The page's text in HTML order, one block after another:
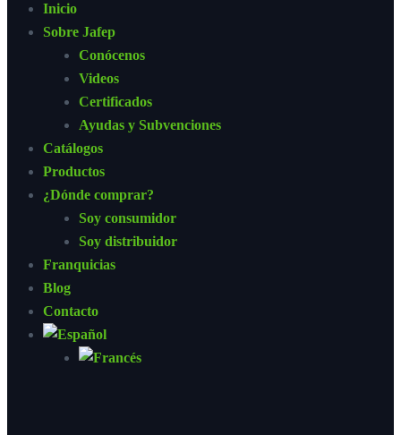
Inicio
Sobre Jafep
Conócenos
Videos
Certificados
Ayudas y Subvenciones
Catálogos
Productos
¿Dónde comprar?
Soy consumidor
Soy distribuidor
Franquicias
Blog
Contacto